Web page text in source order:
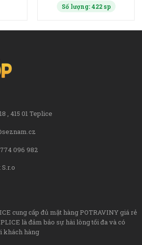
Số lượng: 422 sp
, 415 01 Teplice
096 982
cung cấp đủ mặt hàng POTRAVINY giá rẻ
là đảm bảo sự hài lòng tối đa và có
khách hàng